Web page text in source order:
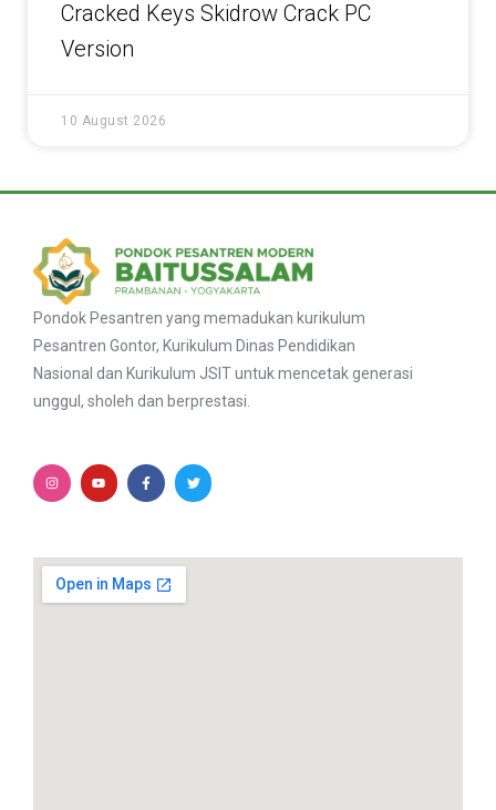
Cracked Keys Skidrow Crack PC
Version
10 August 2026
Pondok Pesantren yang memadukan kurikulum
Pesantren Gontor, Kurikulum Dinas Pendidikan
Nasional dan Kurikulum JSIT untuk mencetak generasi
unggul, sholeh dan berprestasi.